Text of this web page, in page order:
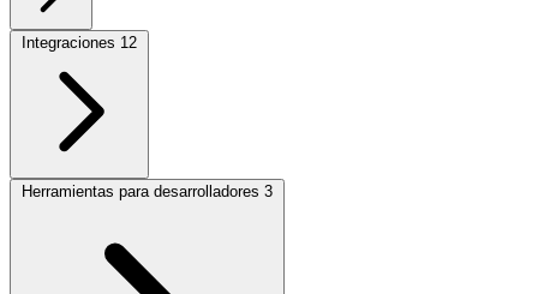
Integraciones 12
Herramientas para desarrolladores 3